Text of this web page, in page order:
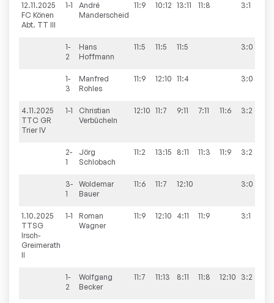
12.11.2025
FC Könen
Abt. TT III
1-1
André
Manderscheid
11:9 10:12 13:11 11:8 3:1
1-
2
Hans
Hoffmann
11:5 11:5 11:5 3:0
1-
3
Manfred
Rohles
11:9 12:10 11:4 3:0
4.11.2025
TTC GR
Trier IV
1-1
Christian
Verbücheln
12:10 11:7 9:11 7:11 11:6 3:2
2-
1
Jörg
Schlobach
11:2 13:15 8:11 11:3 11:9 3:2
3-
1
Woldemar
Bauer
11:6 11:7 12:10 3:0
1.10.2025
TTSG
Irsch-
Greimerath
II
1-1
Roman
Wagner
11:9 12:10 4:11 11:9 3:1
1-
2
Wolfgang
Becker
11:7 11:13 8:11 11:8 12:10 3:2